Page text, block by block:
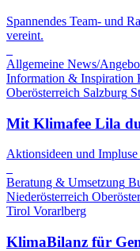
Spannendes Team- und
vereint.
Allgemeine News/
Information & Inspiration
Oberösterreich Salzburg
Mit Klimafee Lila
Aktionsideen und
Beratung & Umsetzung
Niederösterreich
Tirol Vorarlberg
KlimaBilanz für